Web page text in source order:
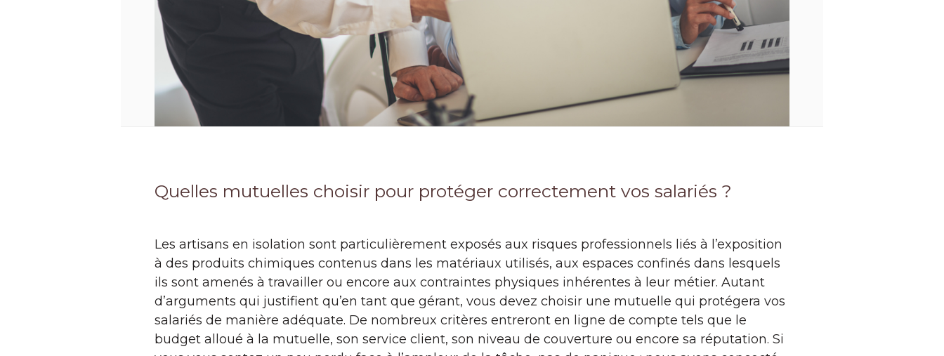
Quelles mutuelles choisir pour protéger correctement vos salariés ?
Les artisans en isolation sont particulièrement exposés aux risques professionnels liés à l’exposition
à des produits chimiques contenus dans les matériaux utilisés, aux espaces confinés dans lesquels
ils sont amenés à travailler ou encore aux contraintes physiques inhérentes à leur métier. Autant
d’arguments qui justifient qu’en tant que gérant, vous devez choisir une mutuelle qui protégera vos
salariés de manière adéquate. De nombreux critères entreront en ligne de compte tels que le
budget alloué à la mutuelle, son service client, son niveau de couverture ou encore sa réputation. Si